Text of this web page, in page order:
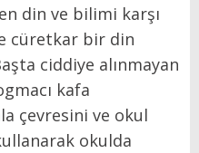
din ve bilimi karşı
cüretkar bir din
ciddiye alınmayan
kafa
çevresini ve okul
okulda